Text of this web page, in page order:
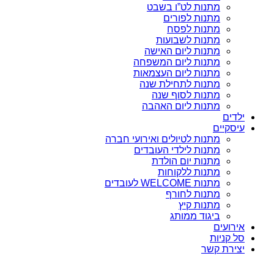
מתנות לט”ו בשבט
מתנות לפורים
מתנות לפסח
מתנות לשבועות
מתנות ליום האישה
מתנות ליום המשפחה
מתנות ליום העצמאות
מתנות לתחילת שנה
מתנות לסוף שנה
מתנות ליום האהבה
ילדים
עיסקיים
מתנות לטיולים ואירועי חברה
מתנות לילדי העובדים
מתנות יום הולדת
מתנות ללקוחות
מתנות WELCOME לעובדים
מתנות לחורף
מתנות קיץ
ביגוד ממותג
אירועים
סל קניות
יצירת קשר